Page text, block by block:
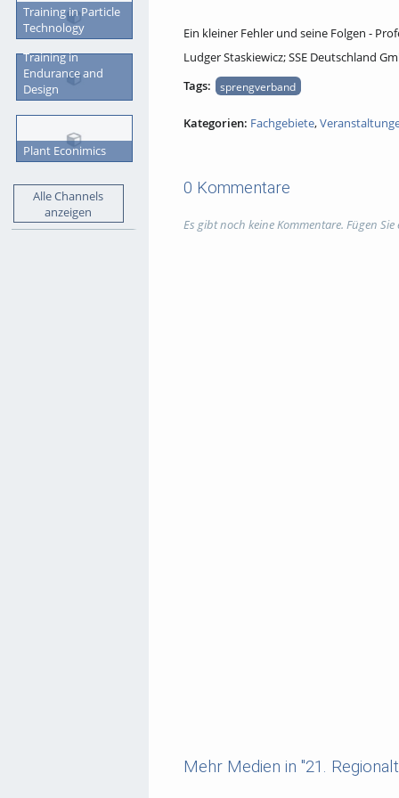
Training in Particle
Technology
Training in
Endurance and
Design
Plant Econimics
Alle Channels
anzeigen
Ein kleiner Fehler und seine Folgen -
Ludger Staskiewicz; SSE Deutschland
Tags:
sprengverband
Kategorien: Fachgebiete,
0 Kommentare
Es gibt noch keine Kommentare. Fügen
Mehr Medien in "21.